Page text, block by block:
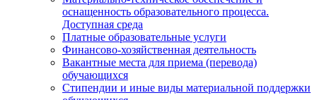
оснащенность образовательного процесса.
Доступная среда
Платные образовательные услуги
Финансово-хозяйственная деятельность
Вакантные места для приема (перевода)
обучающихся
Стипендии и иные виды материальной поддержки